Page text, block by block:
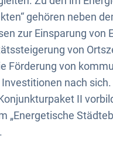
gehören neben
zur Einsparung von
von
Förderung von
nach
II
„Energetische